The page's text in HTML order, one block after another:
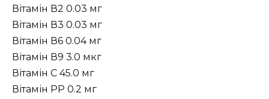
Вітамін В2 0.03 мг
Вітамін В3 0.03 мг
Вітамін В6 0.04 мг
Вітамін В9 3.0 мкг
Вітамін C 45.0 мг
Вітамін PP 0.2 мг